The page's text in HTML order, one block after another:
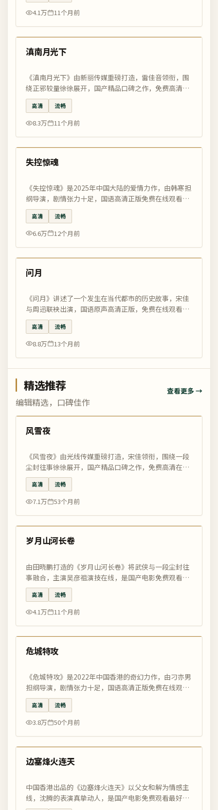
4.1万 11个月前
最新
99:56
滇南月光下
《滇南月光下》由新丽传媒重磅打造，雷佳音领衔，围
绕正邪较量徐徐展开，国产精品口碑之作，免费高清在
线观看尽在国影优选。
高清 流畅
8.3万 11个月前
最新
99:52
失控惊魂
《失控惊魂》是2025年中国大陆的爱情力作，由韩寒担
纲导演，剧情张力十足，国语高清正版免费在线观看，
每日精选更新。
高清 流畅
6.6万 12个月前
最新
99:33
问月
《问月》讲述了一个发生在当代都市的历史故事，宋佳
与周迅联袂出演，国语原声高清正版，免费在线观看，
国影优选编辑精选推荐。
高清 流畅
8.8万 13个月前
精选推荐
编辑精选，口碑佳作
查看更多 →
精选
风雪夜
《风雪夜》由光线传媒重磅打造，宋佳领衔，围绕一段
尘封往事徐徐展开，国产精品口碑之作，免费高清在线
观看尽在国影优选。
高清 流畅
7.1万 53个月前
精选
99:34
岁月山河长卷
由田晓鹏打造的《岁月山河长卷》将武侠与一段尘封往
事融合，主演吴彦祖演技在线，是国产电影免费观看最
好的电影网精选佳作。
高清 流畅
4.1万 11个月前
精选
99:51
危城特攻
《危城特攻》是2022年中国香港的奇幻力作，由刁亦男
担纲导演，剧情张力十足，国语高清正版免费在线观
看，每日精选更新。
高清 流畅
3.8万 50个月前
精选
99:08
边塞烽火连天
中国香港出品的《边塞烽火连天》以父女和解为情感主
线，沈腾的表演真挚动人，是国产电影免费观看最好的